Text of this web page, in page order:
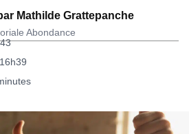
Mathilde Grattepanche
Abondance